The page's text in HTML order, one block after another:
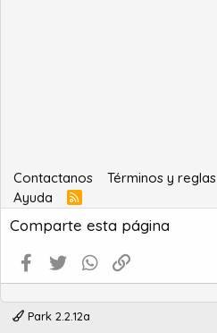
Contactanos Términos y reglas
Ayuda
R
S
S
Comparte esta página
Facebook
Twitter WhatsApp
Park 2.2.12a